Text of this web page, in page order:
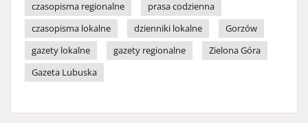
czasopisma regionalne
prasa codzienna
czasopisma lokalne
dzienniki lokalne
Gorzów
gazety lokalne
gazety regionalne
Zielona Góra
Gazeta Lubuska